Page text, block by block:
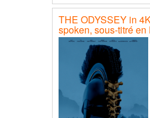
THE ODYSSEY in
spoken, sous-titré